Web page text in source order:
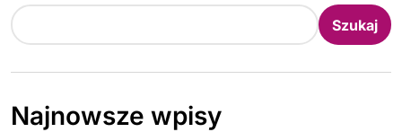
Szukaj
Najnowsze wpisy